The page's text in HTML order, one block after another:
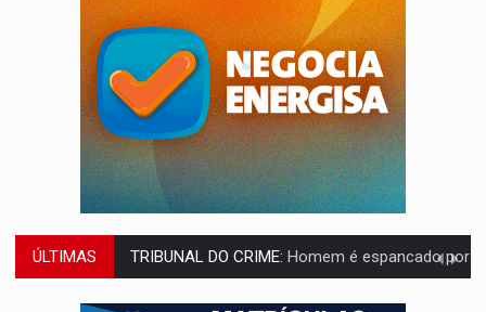
ÚLTIMAS VÍDEO:Perseguição é registrada no shopping após colombiana furtar
LUDOPATIA:Apostas online começam a afetar produtividade e rotina